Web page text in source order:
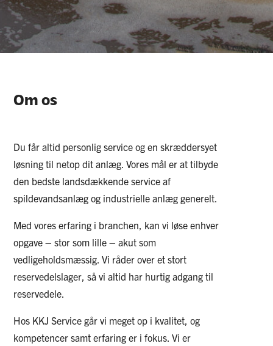
Om os
Du får altid personlig service og en skræddersyet
løsning til netop dit anlæg. Vores mål er at tilbyde
den bedste landsdækkende service af
spildevandsanlæg og industrielle anlæg generelt.
Med vores erfaring i branchen, kan vi løse enhver
opgave – stor som lille – akut som
vedligeholdsmæssig. Vi råder over et stort
reservedelslager, så vi altid har hurtig adgang til
reservedele.
Hos KKJ Service går vi meget op i kvalitet, og
kompetencer samt erfaring er i fokus. Vi er